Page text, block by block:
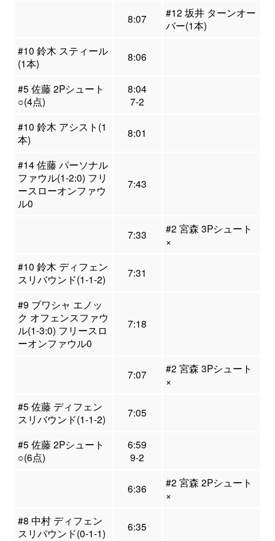
8:07
#12 坂井 ターンオー
バー(1本)
#10 鈴木 スティール
(1本)
8:06
#5 佐藤 2Pシュート
○(4点)
8:04
7-2
#10 鈴木 アシスト(1
本)
8:01
#14 佐藤 パーソナル
ファウル(1-2:0) フリ
ースローオンファウ
ル0
7:43
7:33
#2 宮森 3Pシュート
×
#10 鈴木 ディフェン
スリバウンド(1-1-2)
7:31
#9 ブワシャ エノッ
ク オフェンスファウ
ル(1-3:0) フリースロ
ーオンファウル0
7:18
7:07
#2 宮森 3Pシュート
×
#5 佐藤 ディフェン
スリバウンド(1-1-2)
7:05
#5 佐藤 2Pシュート
○(6点)
6:59
9-2
6:36
#2 宮森 2Pシュート
×
#8 中村 ディフェン
スリバウンド(0-1-1)
6:35